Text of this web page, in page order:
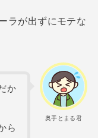
ラが出ずにモテな
奥手とまる君
か
ら